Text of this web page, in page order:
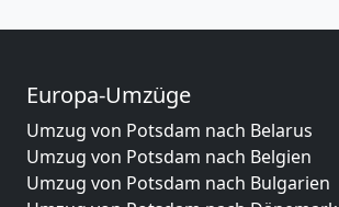
Europa-Umzüge
Umzug von Potsdam nach Belarus
Umzug von Potsdam nach Belgien
Umzug von Potsdam nach Bulgarien